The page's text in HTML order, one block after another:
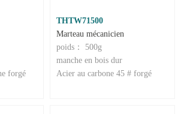
forgé
THTW71500
Marteau mécanicien
poids： 500g
manche en bois dur
Acier au carbone 45 # forgé